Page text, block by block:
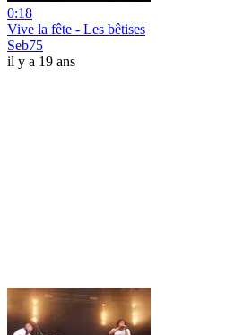
0:18
Vive la fête - Les bêtises
Seb75
il y a 19 ans